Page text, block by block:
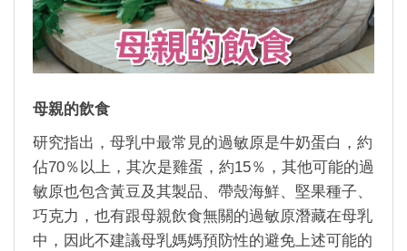
母親的飲食
研究指出，母乳中最常見的過敏原是牛奶蛋白，約
佔70％以上，其次是雞蛋，約15％，其他可能的過
敏原也包含黃豆及其製品、帶殼海鮮、堅果種子、
巧克力，也有跟母親飲食無關的過敏原潛藏在母乳
中，因此不建議母乳媽媽預防性的避免上述可能的